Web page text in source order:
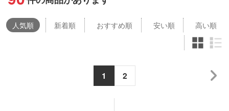
人気順 新着順 おすすめ順 安い順 高い順
1 2